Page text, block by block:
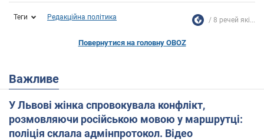
Теги Редакційна політика 8 речей які...
Повернутися на головну OBOZ
Важливе
У Львові жінка спровокувала конфлікт,
розмовляючи російською мовою у маршрутці:
поліція склала адмінпротокол. Відео